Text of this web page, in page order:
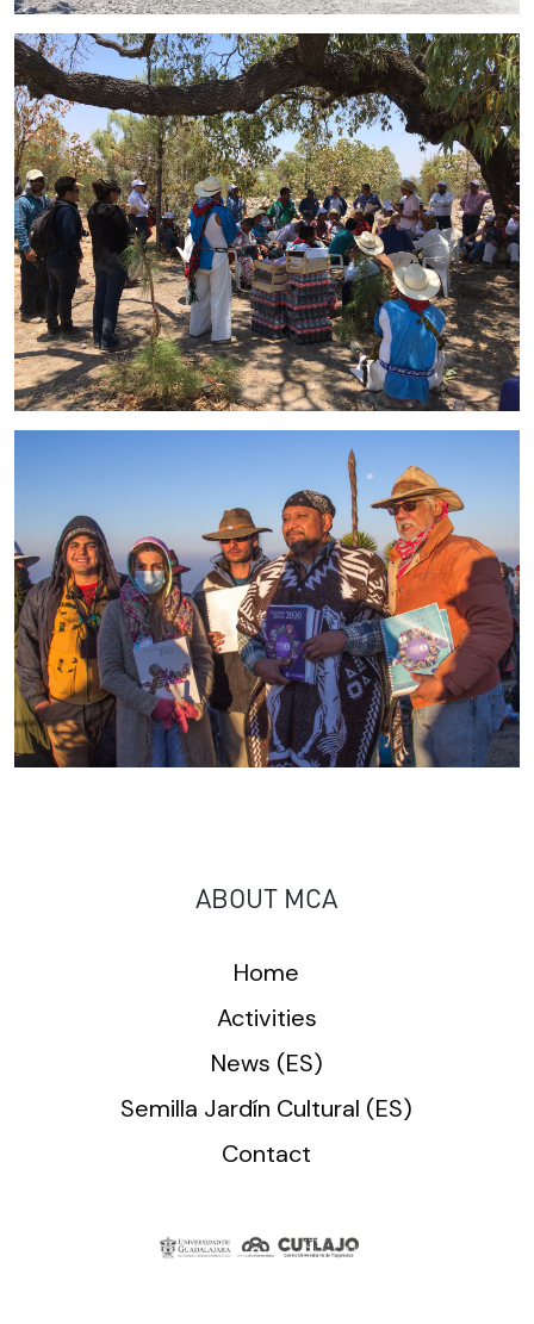
ABOUT MCA
Home
Activities
News (ES)
Semilla Jardín Cultural (ES)
Contact